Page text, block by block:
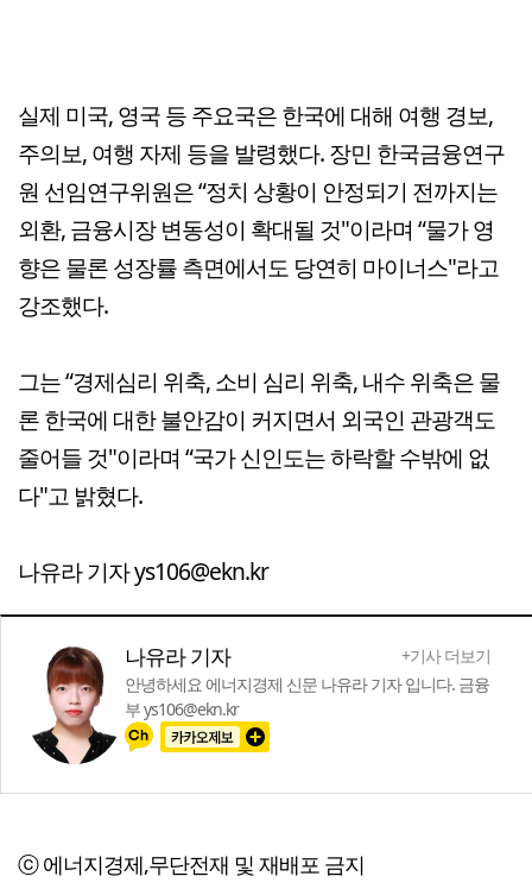
실제 미국, 영국 등 주요국은 한국에 대해 여행 경보,
주의보, 여행 자제 등을 발령했다. 장민 한국금융연구
원 선임연구위원은 “정치 상황이 안정되기 전까지는
외환, 금융시장 변동성이 확대될 것"이라며 “물가 영
향은 물론 성장률 측면에서도 당연히 마이너스"라고
강조했다.
그는 “경제심리 위축, 소비 심리 위축, 내수 위축은 물
론 한국에 대한 불안감이 커지면서 외국인 관광객도
줄어들 것"이라며 “국가 신인도는 하락할 수밖에 없
다"고 밝혔다.
나유라 기자 ys106@ekn.kr
나유라 기자
+기사 더보기
안녕하세요 에너지경제 신문 나유라 기자 입니다. 금융
부 ys106@ekn.kr
ⓒ 에너지경제,무단전재 및 재배포 금지